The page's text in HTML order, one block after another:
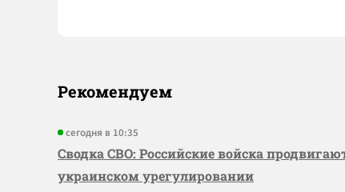
Рекомендуем
сегодня в 10:35
Сводка СВО: Российские войска
украинском урегулировании